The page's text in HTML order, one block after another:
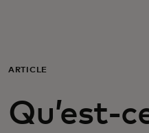
Pour les
Pour le monde
ARTICLE
Qu’est-